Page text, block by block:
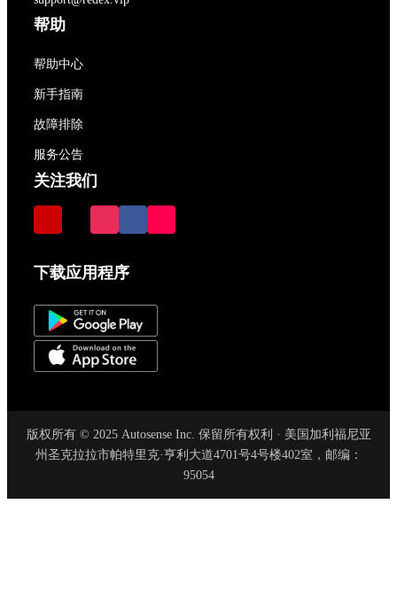
帮助
帮助中心
新手指南
故障排除
服务公告
关注我们
下载应用程序
版权所有 © 2025 Autosense Inc. 保留所有权利 · 美国加利福尼亚
州圣克拉拉市帕特里克·亨利大道4701号4号楼402室，邮编：
95054